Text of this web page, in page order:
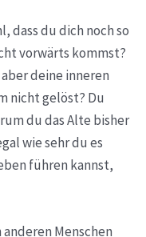
dass du dich noch so
vorwärts kommst?
deine inneren
nicht gelöst? Du
du das Alte bisher
wie sehr du es
führen kannst,
Menschen